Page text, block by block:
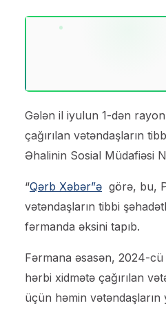
Gələn il iyulun 1-dən
çağırılan vətəndaşların
Əhalinin Sosial Müdafiəsi
“Qərb Xəbər”ə görə, bu,
vətəndaşların tibbi
fərmanda əksini tapıb.
Fərmana əsasən, 2024-
hərbi xidmətə çağırılan
üçün həmin